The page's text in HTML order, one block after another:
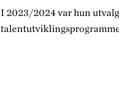
I 2023/2024 var hun